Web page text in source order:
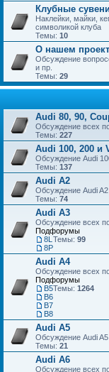
Клубные
Наклейки, майки,
символикой клуба
Темы: 10
О нашем
Обсуждение
и пр.
Темы: 29
Audi 80, 90,
Обсуждение всех
Темы: 227
Audi 100, 200 и
Обсуждение Audi
Темы: 137
Audi A2
Обсуждение Audi A2
Темы: 74
Audi A3
Обсуждение всех
Подфорумы
8L
8P
Темы: 99
Audi A4
Обсуждение всех
Подфорумы
B5
B6
B7
B8
Темы: 1264
Audi A5
Обсуждение Audi A5
Темы: 21
Audi A6
Обсуждение всех